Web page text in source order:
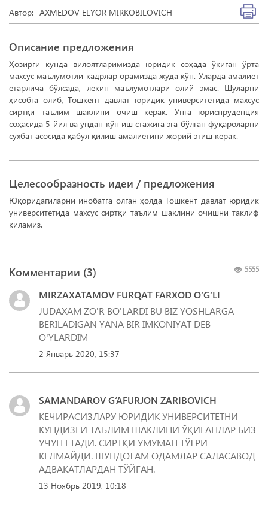
Автор: AXMEDOV ELYOR MIRKOBILOVICH
Описание предложения
Ҳозирги кунда вилоятларимизда юридик соҳада ўқиган ўрта
махсус маълумотли кадрлар орамизда жуда кўп. Уларда амалиёт
етарлича бўлсада, лекин маълумотлари олий эмас. Шуларни
ҳисобга олиб, Тошкент давлат юридик университетида махсус
сиртқи таълим шаклини очиш керак. Унга юриспруденция
соҳасида 5 йил ва ундан кўп иш стажига эга бўлган фуқароларни
сухбат асосида қабул қилиш амалиётини жорий этиш керак.
Целесообразность идеи / предложения
Юқоридагиларни инобатга олган ҳолда Тошкент давлат юридик
университетида махсус сиртқи таълим шаклини очишни таклиф
қиламиз.
5555
Комментарии (3)
MIRZAXATAMOV FURQAT FARXOD O‘G‘LI
JUDAXAM ZO'R BO'LARDI BU BIZ YOSHLARGA
BERILADIGAN YANA BIR IMKONIYAT DEB
O'YLARDIM
2 Январь 2020, 15:37
SAMANDAROV G‘AFURJON ZARIBOVICH
КЕЧИРАСИЗЛАРУ ЮРИДИК УНИВЕРСИТЕТНИ
КУНДИЗГИ ТАЪЛИМ ШАКЛИНИ ЎҚИГАНЛАР БИЗ
УЧУН ЕТАДИ. СИРТҚИ УМУМАН ТЎҒРИ
КЕЛМАЙДИ. ШУНДОҒАМ ОДАМЛАР САЛАСАВОД
АДВАКАТЛАРДАН ТЎЙГАН.
13 Ноябрь 2019, 10:18